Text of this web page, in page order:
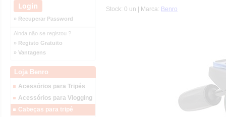
» Recuperar Password
Ainda não se registou ?
» Registo Gratuito
» Vantagens
Loja Benro
Acessórios para Tripés
Acessórios para Vlogging
Cabeças para tripé
Stock: 0 un | Marca: Benro